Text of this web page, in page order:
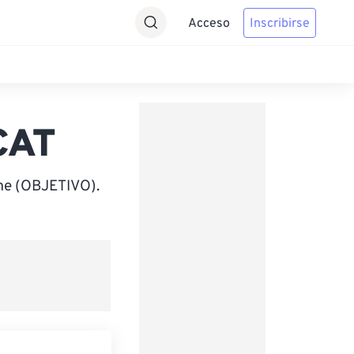
Acceso Inscribirse
(OBJETIVO).